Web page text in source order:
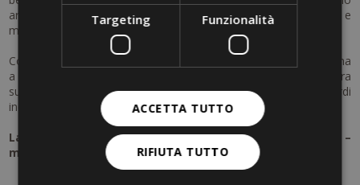
aromatico per due – un’esperienza che armonizza corpo e
mente.
Concludete la giornata in modo perfetto con una romantica cena
a lume di candela in giardino: delizie culinarie, un’atmosfera
suggestiva e le miti serate meranesi creeranno ricordi
indimenticabili.
La vostra vacanza tra cultura e piacere a Merano –
musica, relax e momenti di coppia.
Targeting Funzionalità
ACCETTA TUTTO
RIFIUTA TUTTO